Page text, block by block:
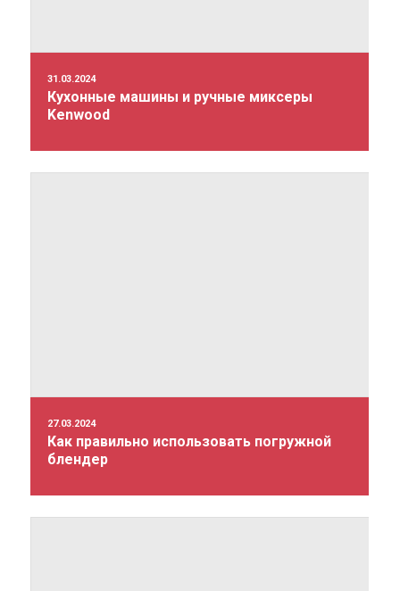
31.03.2024
Кухонные машины и ручные миксеры
Kenwood
27.03.2024
Как правильно использовать погружной
блендер